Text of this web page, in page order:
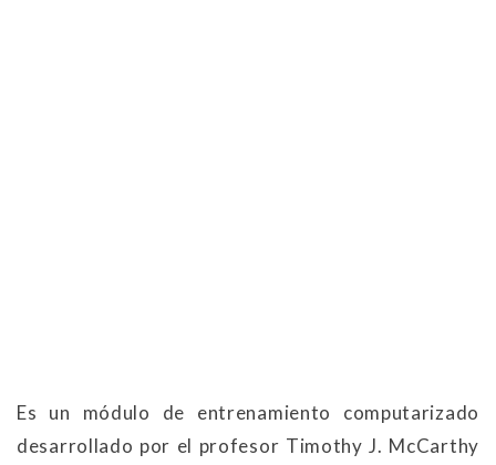
Es un módulo de entrenamiento computarizado
desarrollado por el profesor Timothy J. McCarthy